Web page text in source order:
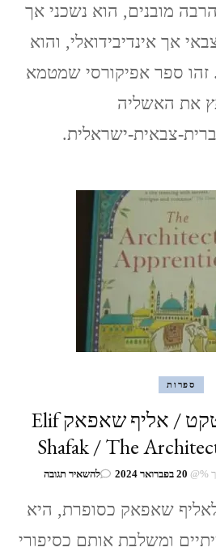
ניר
החייל
מובנים, הוא נשכני אך
אך אינדיבידואלי, והוא
זהו ספר אפיקורסי שמטמא
את האשליה
צבאית-ישראלית.
ספרות
שוליית הארכיטקט / אליף שאפאק Elif
Shafak / The
%@ 20 בפברואר 2024 להשאיר תגובהבנושא
הארכיטקט
אליף
שאפאק כסופרת, היא
ומשלבת אותם כסיפורי